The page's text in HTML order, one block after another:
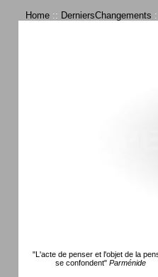
Home :: DerniersChangements
"L'acte de penser et l'objet de la
se confondent" Parménide